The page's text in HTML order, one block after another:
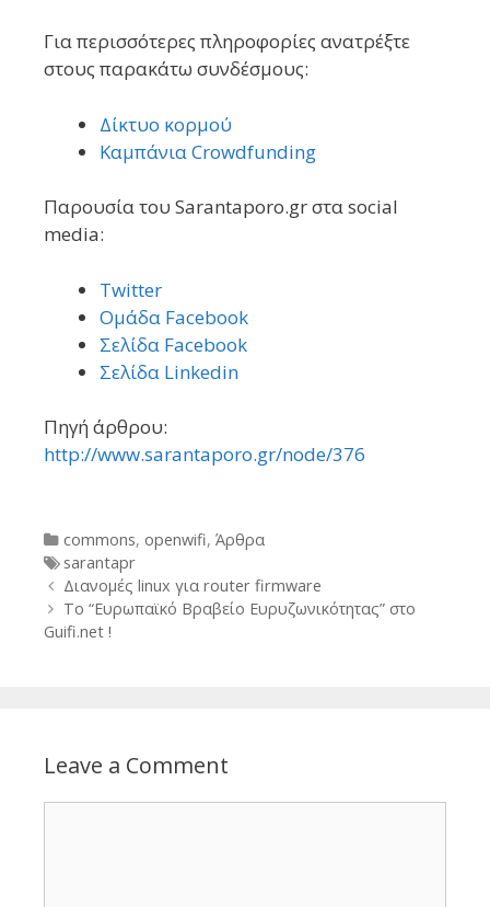
Για περισσότερες πληροφορίες ανατρέξτε
στους παρακάτω συνδέσμους:
Δίκτυο κορμού
Καμπάνια Crowdfunding
Παρουσία του Sarantaporo.gr στα social
media:
Twitter
Ομάδα Facebook
Σελίδα Facebook
Σελίδα Linkedin
Πηγή άρθρου:
http://www.sarantaporo.gr/node/376
Categories
commons, openwifi, Άρθρα
Tags
sarantapr
Post
navigation
Διανομές linux για router firmware
Το “Ευρωπαϊκό Βραβείο Ευρυζωνικότητας” στο
Guifi.net !
Leave a Comment